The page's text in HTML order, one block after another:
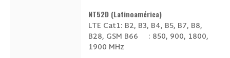
NT52D (Latinoamérica)
LTE Cat1: B2, B3, B4, B5, B7, B8,
B28, GSM B66
: 850, 900, 1800,
1900 MHz